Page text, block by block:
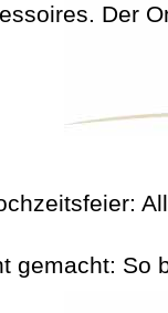
Der
gemacht: So